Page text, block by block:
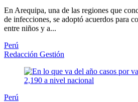
En Arequipa, una de las regiones que
de infecciones, se adoptó acuerdos para
entre niños y a...
Perú
Redacción Gestión
Perú